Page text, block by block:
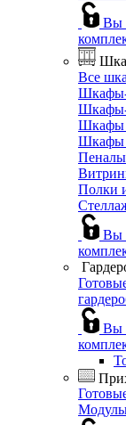
Вы
Все
Шкафы-
Шкафы-
Шкафы
Шкафы
Пеналы
Полки
Вы
Вы